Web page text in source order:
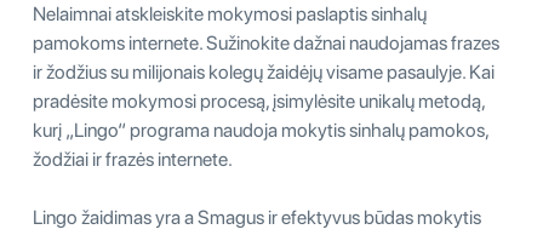
Nelaimnai atskleiskite mokymosi paslaptis sinhalų
pamokoms internete. Sužinokite dažnai naudojamas frazes
ir žodžius su milijonais kolegų žaidėjų visame pasaulyje. Kai
pradėsite mokymosi procesą, įsimylėsite unikalų metodą,
kurį „Lingo“ programa naudoja mokytis sinhalų pamokos,
žodžiai ir frazės internete.
Lingo žaidimas yra a Smagus ir efektyvus būdas mokytis